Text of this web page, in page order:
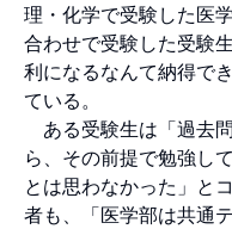
理・化学で受験した医
合わせで受験した受験
利になるなんて納得で
ている。
ある受験生は「過去
ら、その前提で勉強し
とは思わなかった」と
者も、「医学部は共通